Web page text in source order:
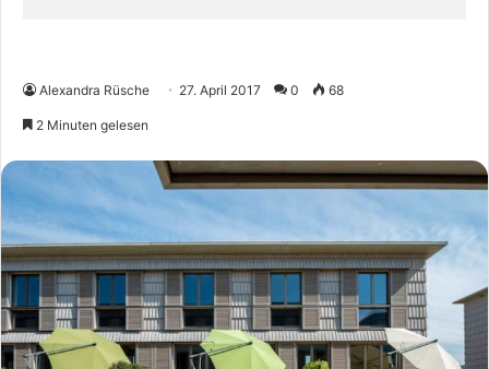
Alexandra Rüsche 27. April 2017 0 68
2 Minuten gelesen